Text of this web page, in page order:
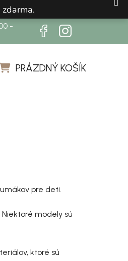
-
PRÁZDNÝ KOŠÍK
pre deti.
modely sú
ktoré sú